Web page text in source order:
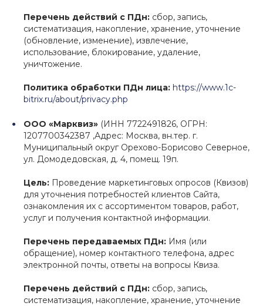
Перечень действий с ПДн: сбор, запись,
систематизация, накопление, хранение, уточнение
(обновление, изменение), извлечение,
использование, блокирование, удаление,
уничтожение.
Политика обработки ПДн лица: https://www.1c-
bitrix.ru/about/privacy.php
ООО «Марквиз» (ИНН 7722491826, ОГРН:
1207700342387 ,Адрес: Москва, вн.тер. г.
Муниципальный округ Орехово-Борисово Северное,
ул. Домодедовская, д. 4, помещ. 19п.
Цель: Проведение маркетинговых опросов (Квизов)
для уточнения потребностей клиентов Сайта,
ознакомления их с ассортиментом товаров, работ,
услуг и получения контактной информации.
Перечень передаваемых ПДн: Имя (или
обращение), номер контактного телефона, адрес
электронной почты, ответы на вопросы Квиза.
Перечень действий с ПДн: сбор, запись,
систематизация, накопление, хранение, уточнение